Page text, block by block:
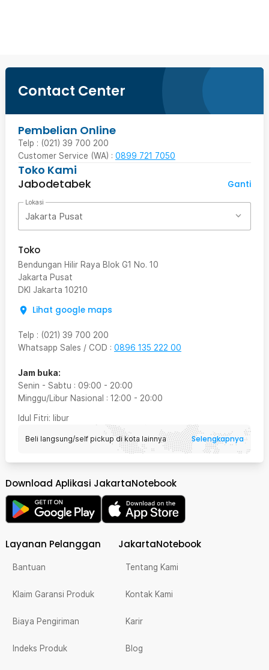
Contact Center
Pembelian Online
Telp : (021) 39 700 200
Customer Service (WA) : 0899 721 7050
Toko Kami
Jabodetabek
Ganti
Lokasi
Jakarta Pusat
Toko
Bendungan Hilir Raya Blok G1 No. 10
Jakarta Pusat
DKI Jakarta 10210
Lihat google maps
Telp : (021) 39 700 200
Whatsapp Sales / COD : 0896 135 222 00
Jam buka:
Senin - Sabtu : 09:00 - 20:00
Minggu/Libur Nasional : 12:00 - 20:00
Idul Fitri: libur
Beli langsung/self pickup di kota lainnya Selengkapnya
Download Aplikasi JakartaNotebook
Layanan Pelanggan
Bantuan
Klaim Garansi Produk
Biaya Pengiriman
Indeks Produk
JakartaNotebook
Tentang Kami
Kontak Kami
Karir
Blog